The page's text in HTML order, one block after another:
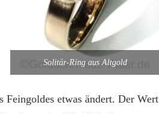
Solitär-Ring aus Altgold
Feingoldes etwas ändert. Der Wert